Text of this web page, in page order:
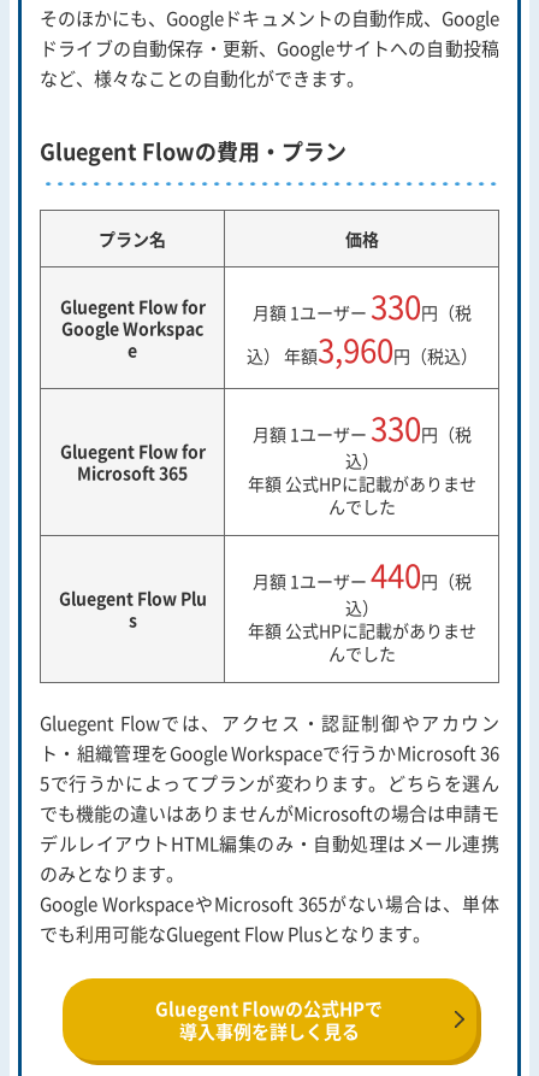
そのほかにも、Googleドキュメントの自動作成、Google
ドライブの自動保存・更新、Googleサイトへの自動投稿
など、様々なことの自動化ができます。
Gluegent Flowの費用・プラン
プラン名 価格
Gluegent Flow for
Google Workspac
e
月額 1ユーザー 330円（税
込） 年額3,960円（税込）
Gluegent Flow for
Microsoft 365
月額 1ユーザー 330円（税
込）
年額 公式HPに記載がありませ
んでした
Gluegent Flow Plu
s
月額 1ユーザー 440円（税
込）
年額 公式HPに記載がありませ
んでした
Gluegent Flowでは、アクセス・認証制御やアカウン
ト・組織管理をGoogle Workspaceで行うかMicrosoft 36
5で行うかによってプランが変わります。どちらを選ん
でも機能の違いはありませんがMicrosoftの場合は申請モ
デルレイアウトHTML編集のみ・自動処理はメール連携
のみとなります。
Google WorkspaceやMicrosoft 365がない場合は、単体
でも利用可能なGluegent Flow Plusとなります。
Gluegent Flowの公式HPで
導入事例を詳しく見る